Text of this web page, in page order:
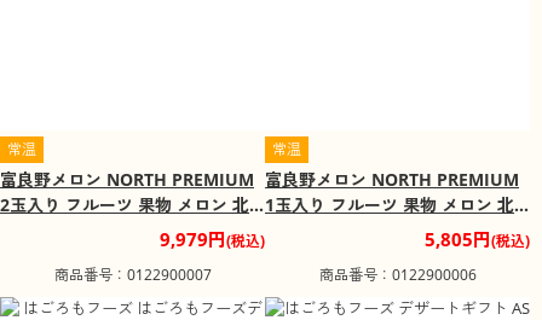
常温
富良野メロン NORTH PREMIUM
2玉入り フルーツ 果物 メロン 北
海道 ふらの【送料込み】【二重包
装不可】【お届け不可地域：沖
縄】【お届け日時指定不可】
9,979円(税込)
商品番号：0122900007
常温
富良野メロン NORTH PREMIUM
1玉入り フルーツ 果物 メロン 北
海道 ふらの【送料込み】【二重包
装不可】【お届け不可地域：沖
縄】【お届け日時指定不可】
5,805円(税込)
商品番号：0122900006